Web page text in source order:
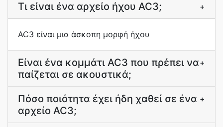
Τι είναι ένα αρχείο ήχου AC3; +
AC3 είναι μια άσκοπη μορφή ήχου
Είναι ένα κομμάτι AC3 που πρέπει να
παίζεται σε ακουστικά;
+
Πόσο ποιότητα έχει ήδη χαθεί σε ένα
αρχείο AC3;
+